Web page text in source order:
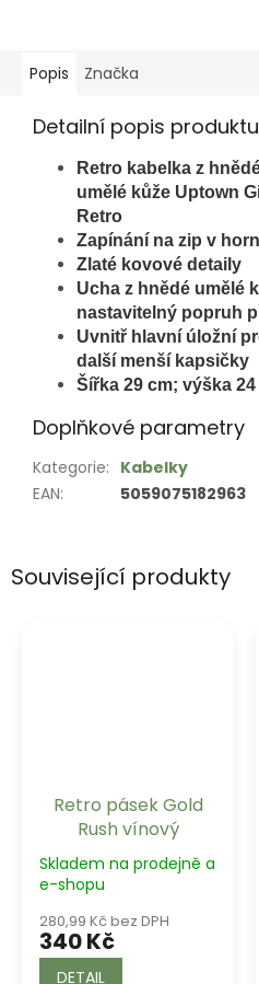
Související produkty
Retro pásek Gold
Rush vínový
Skladem na prodejně a
e-shopu
280,99 Kč bez DPH
340 Kč
DETAIL
Popis Značka
Detailní popis produktu
Retro kabelka z
umělé kůže Uptown
Retro
Zapínání na zip v
Zlaté kovové detaily
Ucha z hnědé umělé
nastavitelný popruh
Uvnitř hlavní úložní
další menší kapsičky
Šířka 29 cm; výška
Doplňkové parametry
Kategorie: Kabelky
EAN: 5059075182963